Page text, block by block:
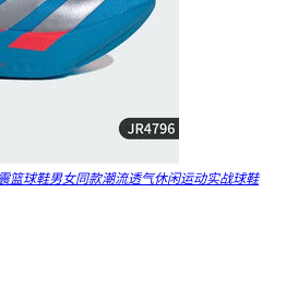
篮球鞋男女同款潮流透气休闲运动实战球鞋